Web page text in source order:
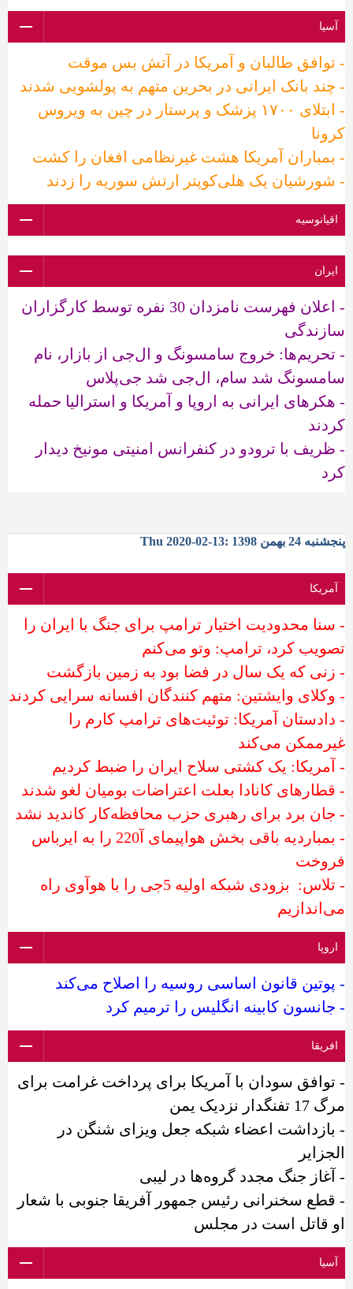
آسیا
- توافق طالبان و آمریکا در آتش بس موقت
- چند بانک ایرانی در بحرین متهم به پولشویی شدند
- ابتلای ۱۷۰۰ پزشک و پرستار در چین به ویروس
کرونا
- بمباران آمریکا هشت غیرنظامی افغان را کشت
- شورشیان یک هلی‌کوپتر ارتش سوریه را زدند
اقیانوسیه
ایران
- اعلان فهرست نامزدان 30 نفره توسط کارگزاران
سازندگی
- تحریم‌ها: خروج سامسونگ و ال‌جی از بازار، نام
سامسونگ شد سام، ال‌جی شد جی‌پلاس
- هکرهای ایرانی به اروپا و آمریکا و استرالیا حمله
کردند
- ظریف با ترودو در کنفرانس امنیتی مونیخ دیدار
کرد
پنجشنبه 24 بهمن 1398 :13-02-2020 Thu
آمریکا
- سنا محدودیت اختیار ترامپ برای جنگ با ایران را
تصویب کرد، ترامپ: وتو می‌کنم
- زنی که یک سال در فضا بود به زمین بازگشت
- وکلای وایشتین: متهم کنندگان افسانه سرایی کردند
- دادستان آمریکا: توئیت‌های ترامپ کارم را
غیرممکن می‌کند
- آمریکا: یک کشتی سلاح ایران را ضبط کردیم
- قطارهای کانادا بعلت اعتراضات بومیان لغو شدند
- جان برد برای رهبری حزب محافظه‌کار کاندید نشد
- بمباردیه باقی بخش هواپیمای آ220 را به ایرباس
فروخت
- تلاس: بزودی شبکه اولیه 5جی را با هوآوی راه
می‌اندازیم
اروپا
- پوتین قانون اساسی روسیه را اصلاح می‌کند
- جانسون کابینه انگلیس را ترمیم کرد
افریقا
- توافق سودان با آمریکا برای پرداخت غرامت برای
مرگ 17 تفنگدار نزدیک یمن
- بازداشت اعضاء شبکه جعل ویزای شنگن در
الجزایر
- آغاز جنگ مجدد گروه‌ها در لیبی
- قطع سخنرانی رئیس جمهور آفریقا جنوبی با شعار
او قاتل است در مجلس
آسیا